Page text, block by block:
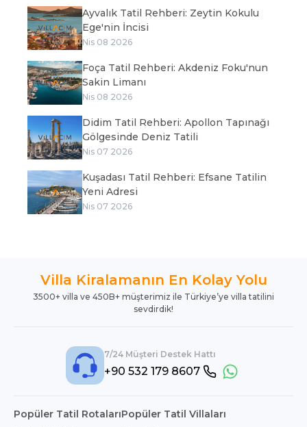
Ayvalık Tatil Rehberi: Zeytin Kokulu
Ege'nin İncisi
Nis 08 2026
Foça Tatil Rehberi: Akdeniz Foku'nun
Sakin Limanı
Nis 08 2026
Didim Tatil Rehberi: Apollon Tapınağı
Gölgesinde Deniz Tatili
Nis 07 2026
Kuşadası Tatil Rehberi: Efsane Tatilin
Yeni Adresi
Nis 07 2026
Villa Kiralamanın En Kolay Yolu
3500+ villa ve 450B+ müşterimiz ile Türkiye’ye villa tatilini
sevdirdik!
7/24 Müşteri Destek Hattı
+90 532 179 8607
Popüler Tatil RotalarıPopüler Tatil Villaları